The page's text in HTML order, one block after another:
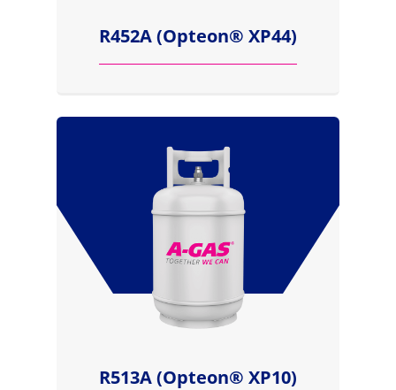
R452A (Opteon® XP44)
R513A (Opteon® XP10)